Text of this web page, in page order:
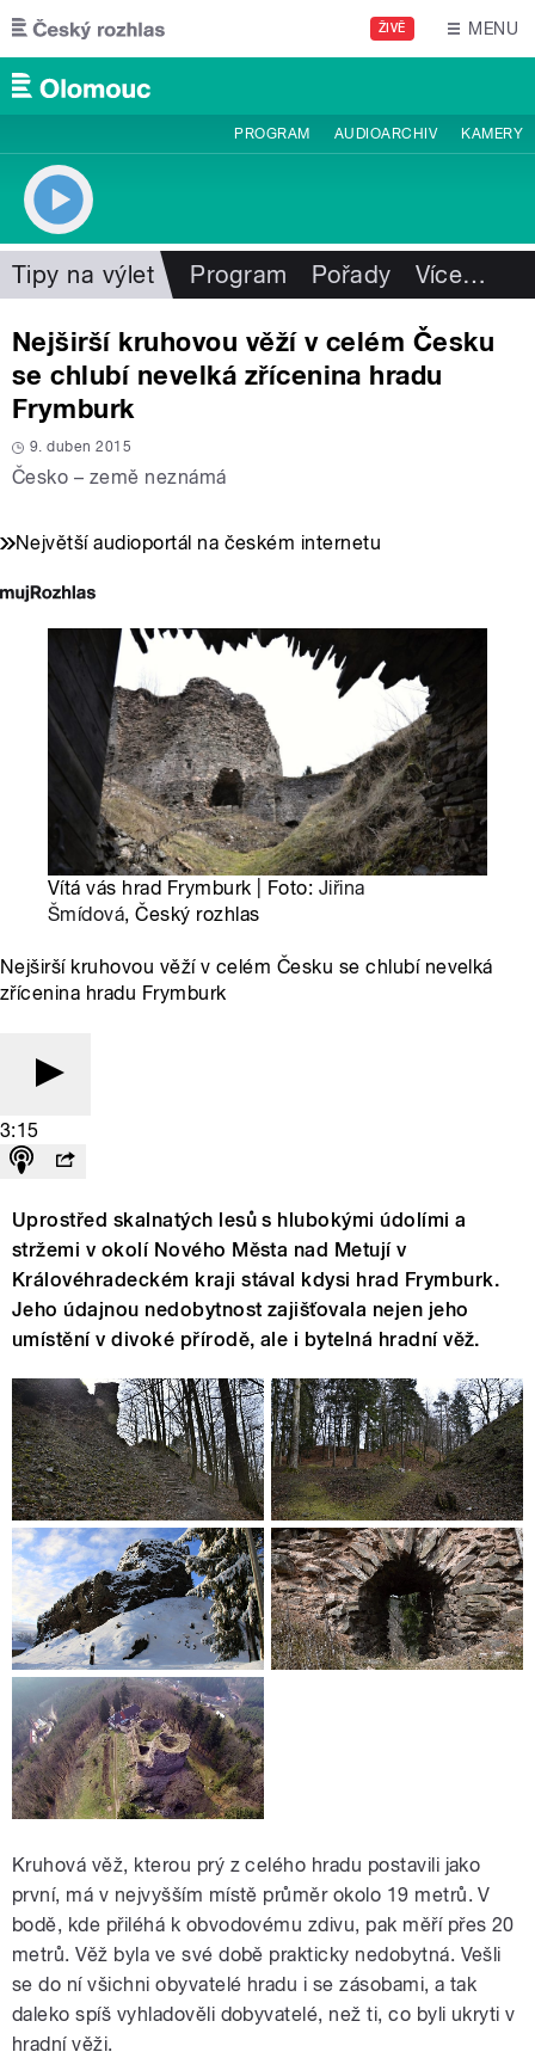
Přejít k hlavnímu obsahu
ŽIVĚ MENU
PROGRAM AUDIOARCHIV KAMERY
Tipy na výlet Program Pořady Více…
Nejširší kruhovou věží v celém Česku
se chlubí nevelká zřícenina hradu
Frymburk
9. duben 2015
Česko – země neznámá
Největší audioportál na českém internetu
Vítá vás hrad Frymburk | Foto: Jiřina
Šmídová, Český rozhlas
Nejširší kruhovou věží v celém Česku se chlubí nevelká
zřícenina hradu Frymburk
3:15
Uprostřed skalnatých lesů s hlubokými údolími a
stržemi v okolí Nového Města nad Metují v
Královéhradeckém kraji stával kdysi hrad Frymburk.
Jeho údajnou nedobytnost zajišťovala nejen jeho
umístění v divoké přírodě, ale i bytelná hradní věž.
Kruhová věž, kterou prý z celého hradu postavili jako
první, má v nejvyšším místě průměr okolo 19 metrů. V
bodě, kde přiléhá k obvodovému zdivu, pak měří přes 20
metrů. Věž byla ve své době prakticky nedobytná. Vešli
se do ní všichni obyvatelé hradu i se zásobami, a tak
daleko spíš vyhladověli dobyvatelé, než ti, co byli ukryti v
hradní věži.